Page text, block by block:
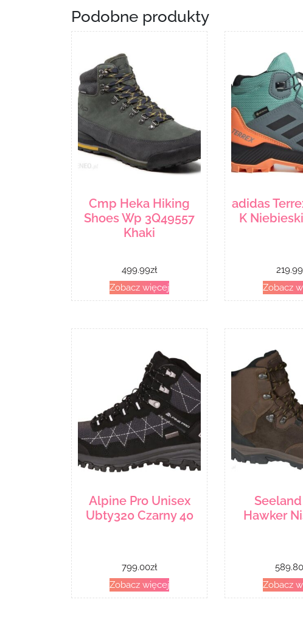
Podobne produkty
Cmp Heka Hiking
Shoes Wp 3Q49557
Khaki
499.99zł
Zobacz więcej
adidas
K
219.99
Zobacz
Alpine Pro Unisex
Ubty320 Czarny 40
799.00zł
Zobacz więcej
Hawker
Zobacz